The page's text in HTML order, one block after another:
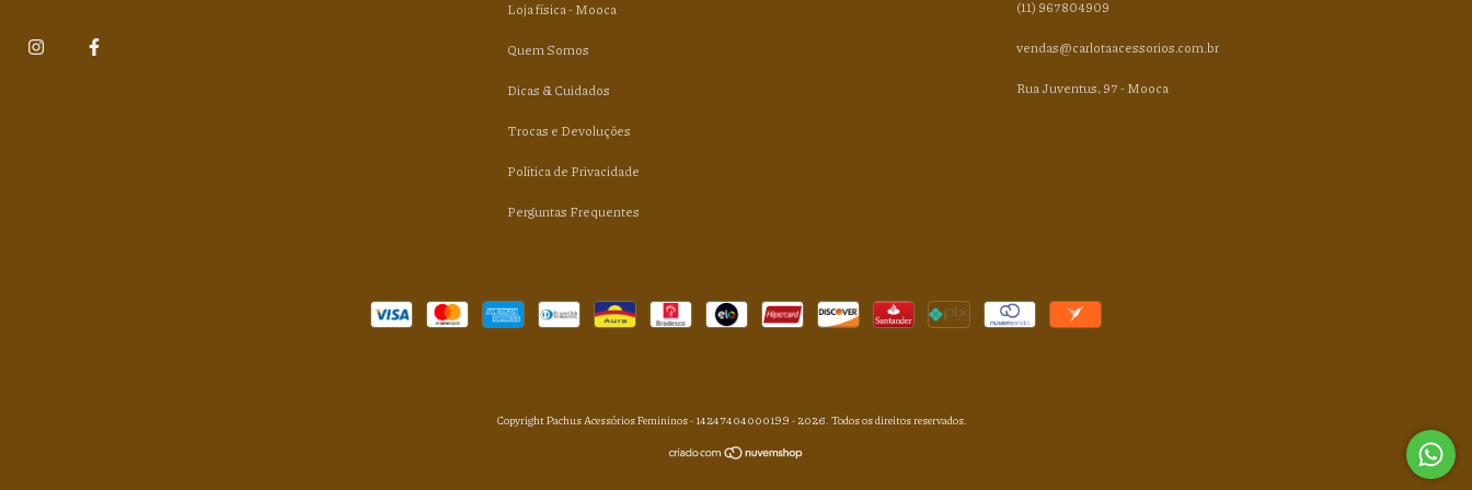
Loja física - Mooca
Quem Somos
Dicas & Cuidados
Trocas e Devoluções
Política de Privacidade
Perguntas Frequentes
(11) 967804909
vendas@carlotaacessorios.com.br
Rua Juventus, 97 - Mooca
Copyright Pachus Acessórios Femininos - 14247404000199 - 2026. Todos os direitos reservados.